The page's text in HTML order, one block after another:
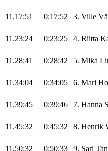
11.17:51 0:17:52 3. Ville
11.23:24 0:23:25 4. Riitta
11.28:41 0:28:42 5. Mika
11.34:04 0:34:05 6. Mari
11.39:45 0:39:46 7. Hanna
11.45:32 0:45:32 8. Henrik
11.50:32 0:50:33 9. Sari